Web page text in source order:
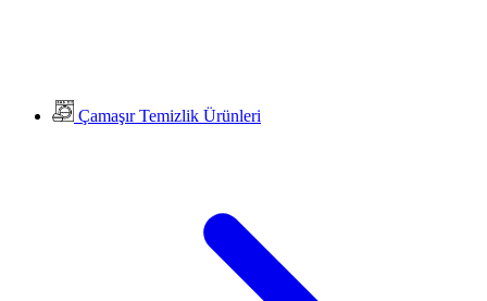
Çamaşır Temizlik Ürünleri